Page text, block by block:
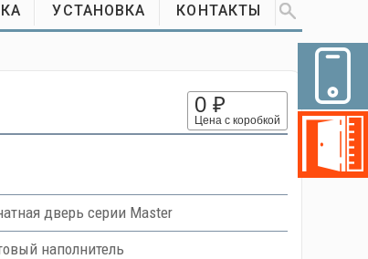
УСТАНОВКА КОНТАКТЫ
0 ₽
Цена с коробкой
дверь серии Master
наполнитель